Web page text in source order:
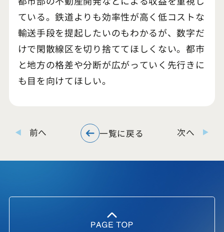
ている。鉄道よりも効率性が高く低コストな
輸送手段を提起したいのもわかるが、数字だ
けで閑散線区を切り捨ててほしくない。都市
と地方の格差や分断が広がっていく先行きに
も目を向けてほしい。
前へ 一覧に戻る 次へ